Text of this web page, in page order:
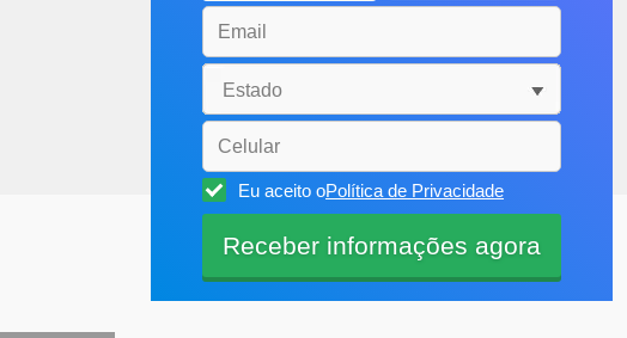
Eu aceito oPolítica de Privacidade